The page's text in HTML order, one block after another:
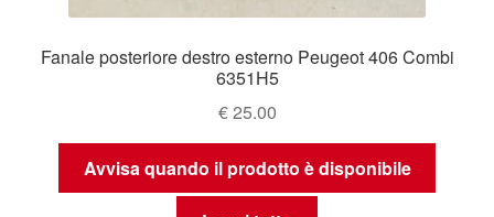
Fanale posteriore destro esterno Peugeot 406 Combi
6351H5
€25.00
Avvisa quando il prodotto è disponibile